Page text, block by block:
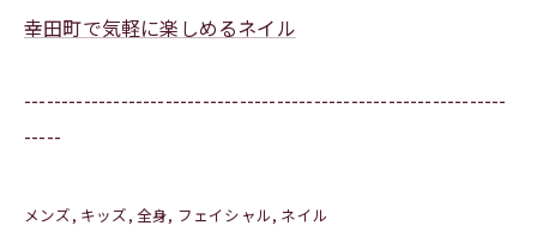
幸田町で気軽に楽しめるネイル
-----------------------------------------------------------------
-----
メンズ キッズ 全身 フェイシャル ネイル